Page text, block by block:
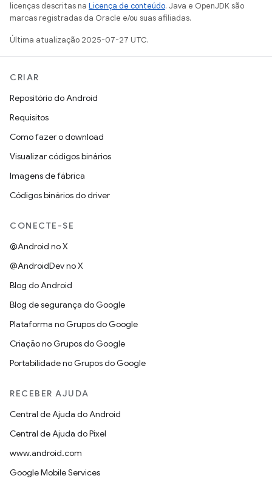
licenças descritas na Licença de conteúdo. Java e OpenJDK são
marcas registradas da Oracle e/ou suas afiliadas.
Última atualização 2025-07-27 UTC.
CRIAR
Repositório do Android
Requisitos
Como fazer o download
Visualizar códigos binários
Imagens de fábrica
Códigos binários do driver
CONECTE-SE
@Android no X
@AndroidDev no X
Blog do Android
Blog de segurança do Google
Plataforma no Grupos do Google
Criação no Grupos do Google
Portabilidade no Grupos do Google
RECEBER AJUDA
Central de Ajuda do Android
Central de Ajuda do Pixel
www.android.com
Google Mobile Services